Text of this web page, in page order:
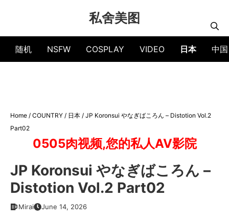
私舍美图
随机 NSFW COSPLAY VIDEO 日本 中国
Home / COUNTRY / 日本 / JP Koronsui やなぎばころん – Distotion Vol.2
Part02
0505肉视频,您的私人AV影院
JP Koronsui やなぎばころん –
Distotion Vol.2 Part02
Mirai June 14, 2026